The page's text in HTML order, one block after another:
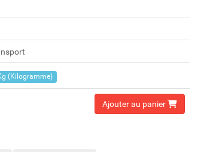
(Kilogramme)
Ajouter au panier